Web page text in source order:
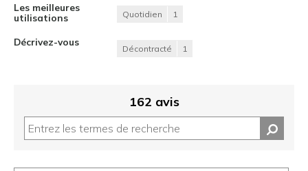
Les meilleures
utilisations
Quotidien 1
Décrivez-vous
Décontracté 1
162 avis